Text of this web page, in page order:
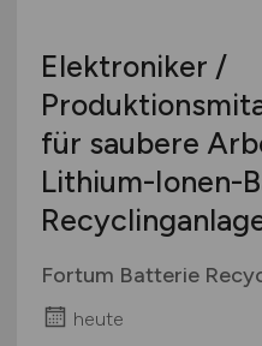
Elektroniker /
für saubere
Lithium-Ionen-
Fortum Batterie
heute